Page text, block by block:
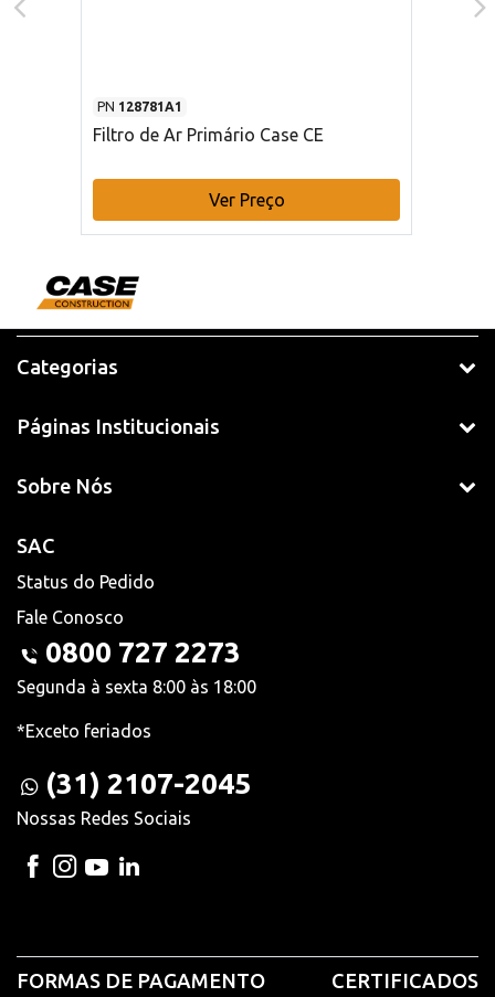
PN 128781A1
Filtro de Ar Primário Case CE
Ver Preço
Categorias
Páginas Institucionais
Sobre Nós
SAC
Status do Pedido
Fale Conosco
0800 727 2273
Segunda à sexta 8:00 às 18:00
*Exceto feriados
(31) 2107-2045
Nossas Redes Sociais
FORMAS DE PAGAMENTO CERTIFICADOS